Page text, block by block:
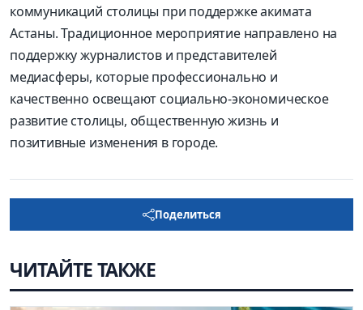
коммуникаций столицы при поддержке акимата
Астаны. Традиционное мероприятие направлено на
поддержку журналистов и представителей
медиасферы, которые профессионально и
качественно освещают социально-экономическое
развитие столицы, общественную жизнь и
позитивные изменения в городе.
Поделиться
ЧИТАЙТЕ ТАКЖЕ